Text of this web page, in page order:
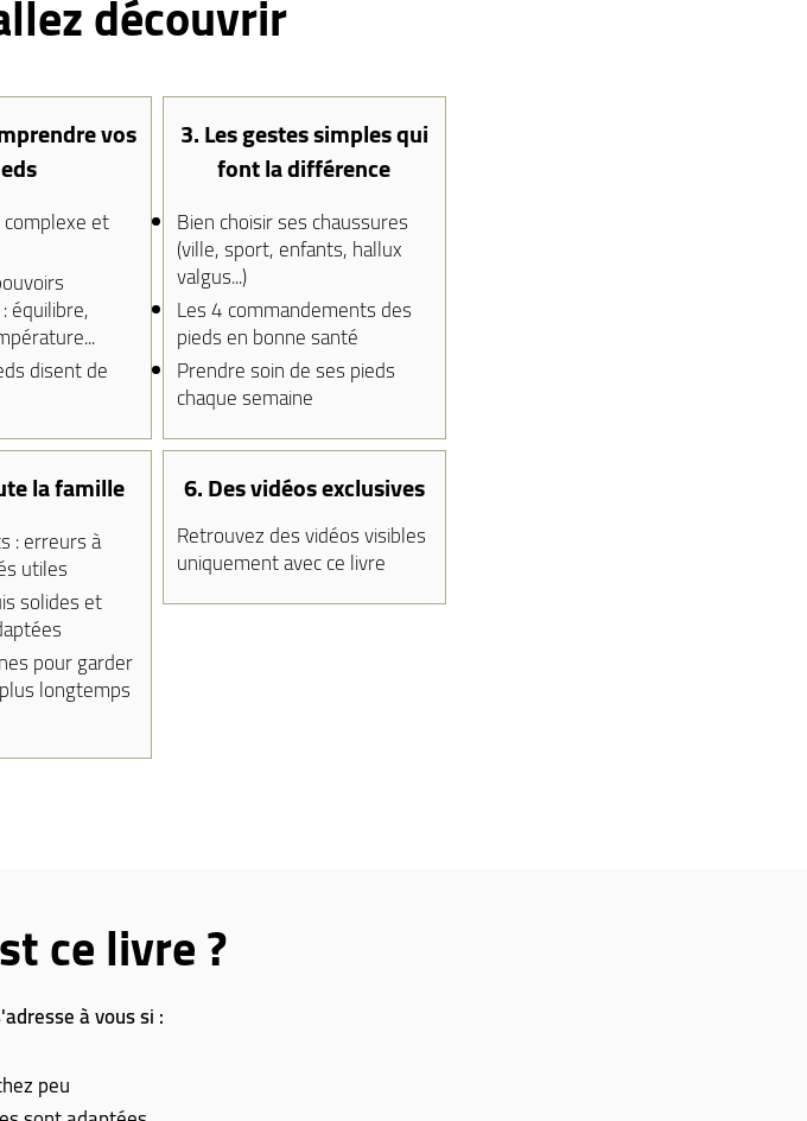
découvrir
vos
et
équilibre,
disent de
la famille
: erreurs à
utiles
solides et
pour garder
longtemps
3. Les gestes simples qui
font la différence
Bien choisir ses chaussures
(ville, sport, enfants, hallux
valgus...)
Les 4 commandements des
pieds en bonne santé
Prendre soin de ses pieds
chaque semaine
6. Des vidéos exclusives
Retrouvez des vidéos visibles
uniquement avec ce livre
ce livre ?
à vous si :
peu